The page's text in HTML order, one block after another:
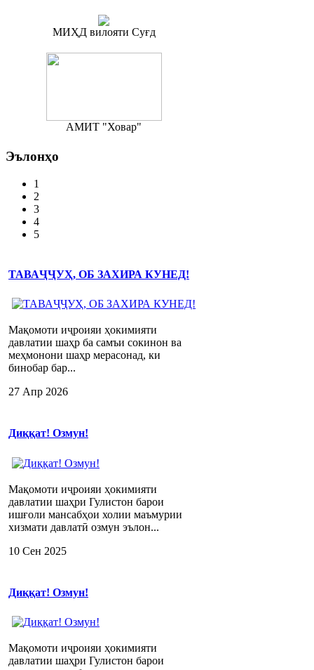
МИҲД вилояти Суғд
АМИТ "Ховар"
Эълонҳо
1
2
3
4
5
ТАВАҶҶУҲ, ОБ ЗАХИРА КУНЕД!
Мақомоти иҷроияи ҳокимияти
давлатии шаҳр ба самъи сокинон ва
меҳмонони шаҳр мерасонад, ки
бинобар бар...
27 Апр 2026
Диққат! Озмун!
Мақомоти иҷроияи ҳокимияти
давлатии шаҳри Гулистон барои
ишғоли мансабҳои холии маъмурии
хизмати давлатӣ озмун эълон...
10 Сен 2025
Диққат! Озмун!
Мақомоти иҷроияи ҳокимияти
давлатии шаҳри Гулистон барои